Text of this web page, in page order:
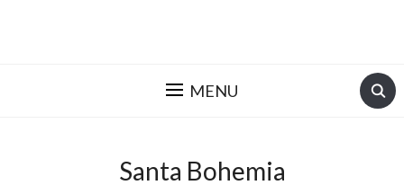
MENU
Santa Bohemia